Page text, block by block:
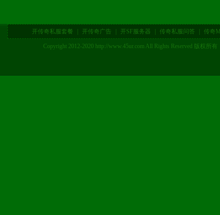
开传奇私服套餐 开传奇广告 开SF服务器 传奇私服问答 传奇
Copyright 2012-2020 http://www.45ur.com All Rights Reserved 版权